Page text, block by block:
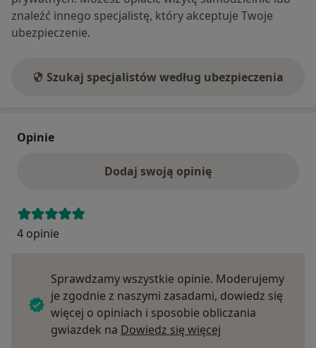
znaleźć innego specjalistę, który akceptuje Twoje
ubezpieczenie.
Szukaj specjalistów według ubezpieczenia
Opinie
Dodaj swoją opinię
4 opinie
Sprawdzamy wszystkie opinie. Moderujemy
je zgodnie z naszymi zasadami, dowiedz się
więcej o opiniach i sposobie obliczania
gwiazdek na Dowiedz się więcej